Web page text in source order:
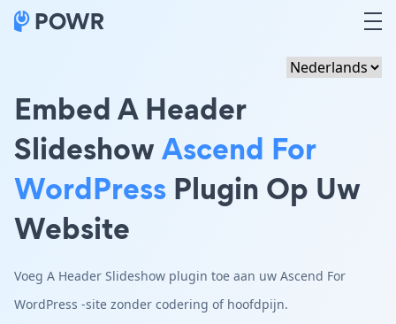
Embed A Header
SlideshowAscend For
WordPress Plugin Op Uw
Website
Voeg A Header Slideshow plugin toe aan uw Ascend For
WordPress -site zonder codering of hoofdpijn.